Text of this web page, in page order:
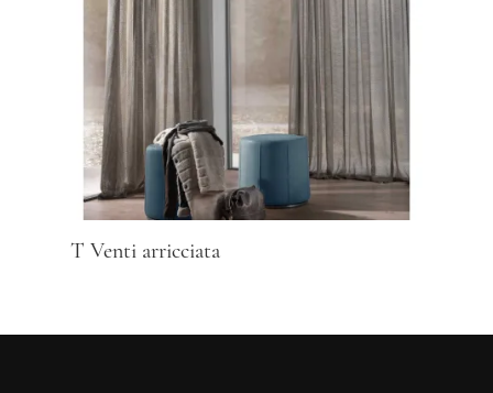
T Venti arricciata